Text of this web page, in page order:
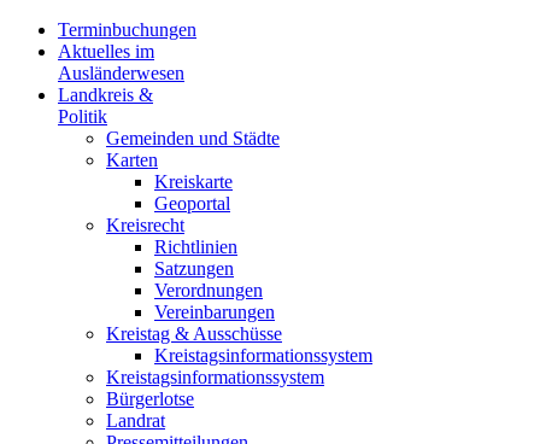
Terminbuchungen
Aktuelles im
Ausländerwesen
Landkreis &
Politik
Gemeinden und Städte
Karten
Kreiskarte
Geoportal
Kreisrecht
Richtlinien
Satzungen
Verordnungen
Vereinbarungen
Kreistag & Ausschüsse
Kreistagsinformationssystem
Kreistagsinformationssystem
Bürgerlotse
Landrat